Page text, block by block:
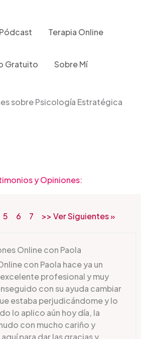
Pódcast Terapia Online
Gratuito Sobre Mí
sobre Psicología Estratégica
y Opiniones:
5 6 7 >> Ver Siguientes »
Online con Paola
con Paola hace ya un
profesional y muy
con su ayuda cambiar
estaba perjudicándome y lo
lo aplico aún hoy día, la
con mucho cariño y
para dar las gracias y